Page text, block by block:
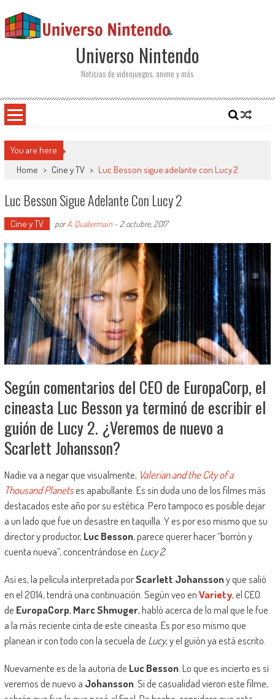
Universo Nintendo
Noticias de videojuegos, anime y más
You are here
Home > Cine y TV > Luc Besson sigue adelante con Lucy 2
Luc Besson Sigue Adelante Con Lucy 2
Cine y TV porA. Quatermain- 2 octubre, 2017
Según comentarios del CEO de EuropaCorp, el
cineasta Luc Besson ya terminó de escribir el
guión de Lucy 2. ¿Veremos de nuevo a
Scarlett Johansson?
Nadie va a negar que visualmente, Valerian and the City of a
Thousand Planetses apabullante. Es sin duda uno de los filmes más
destacados este año por su estética. Pero tampoco es posible dejar
a un lado que fue un desastre en taquilla. Y es por eso mismo que su
director y productor, Luc Besson, parece querer hacer “borrón y
cuenta nueva”, concentrándose en Lucy 2.
Así es, la película interpretada porScarlett Johanssony que salió
en el 2014, tendrá una continuación. Según veo enVariety, el CEO
de EuropaCorp, Marc Shmuger, habló acerca de lo mal que le fue
a la más reciente cinta de este cineasta. Es por eso mismo que
planean ir con todo con la secuela de Lucy, y el guión ya está escrito.
Nuevamente es de la autoría de Luc Besson. Lo que es incierto es si
veremos de nuevo a Johansson. Si de casualidad vieron este filme,